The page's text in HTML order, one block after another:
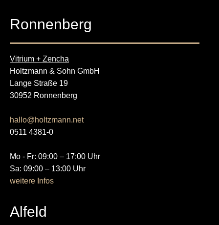
Ronnenberg
Vitrium + Zencha
Holtzmann & Sohn GmbH
Lange Straße 19
30952 Ronnenberg
hallo@holtzmann.net
0511 4381-0
Mo - Fr: 09:00 – 17:00 Uhr
Sa: 09:00 – 13:00 Uhr
weitere Infos
Alfeld